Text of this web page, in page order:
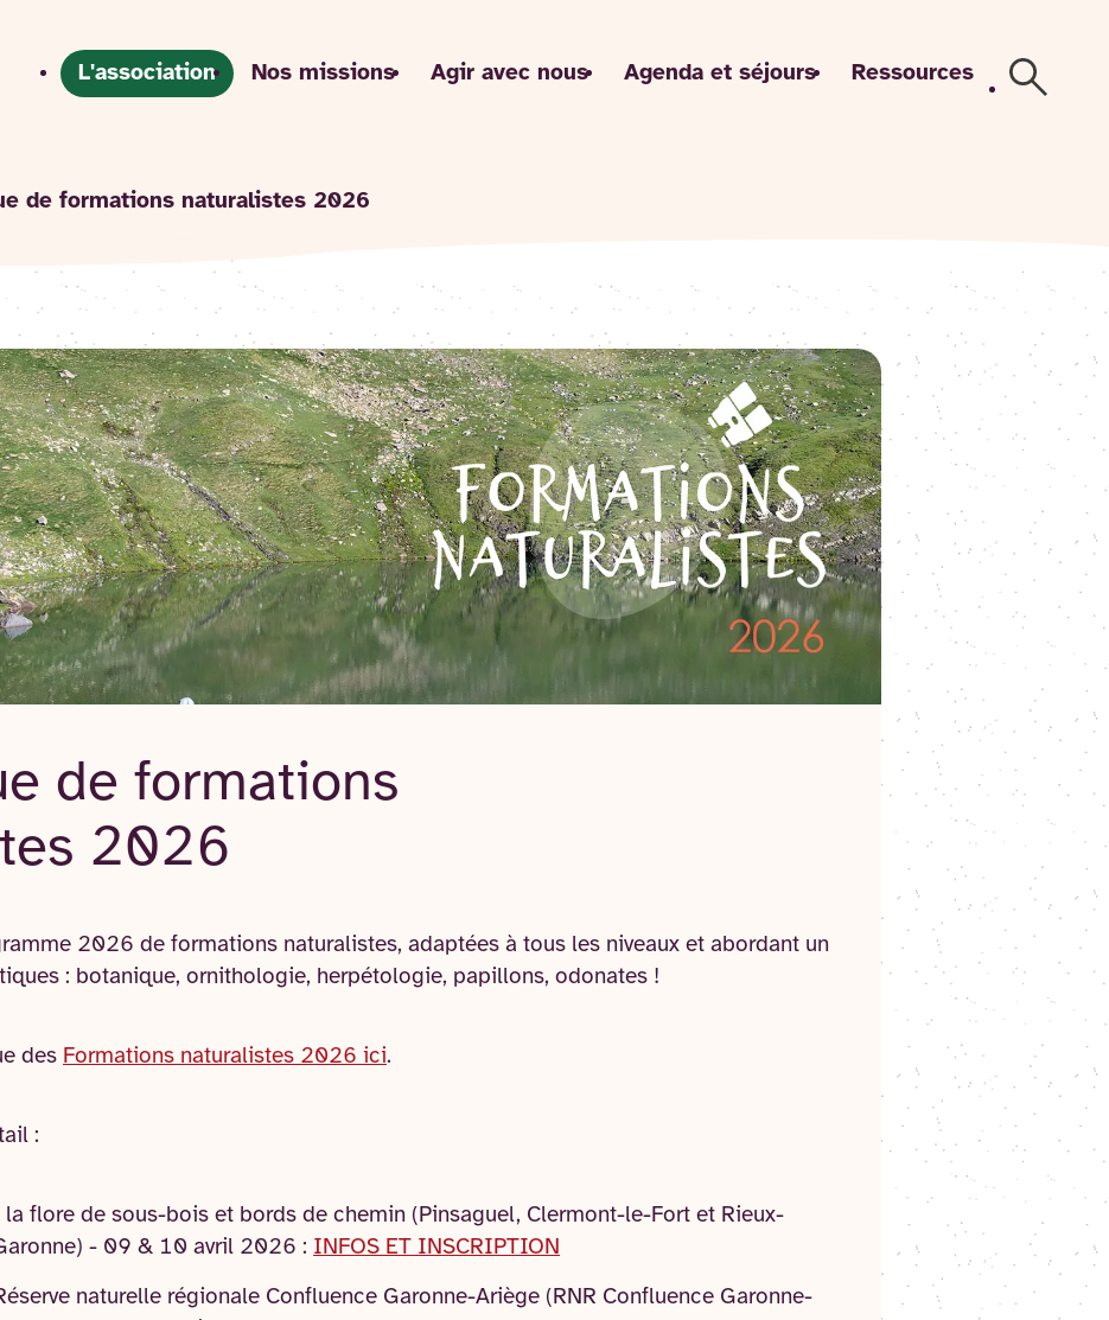
L'association
Nos missions Agir avec nous Agenda et séjours Ressources
de formations naturalistes 2026
de formations
2026
2026 de formations naturalistes, adaptées à tous les niveaux et abordant un
: botanique, ornithologie, herpétologie, papillons, odonates !
des Formations naturalistes 2026 ici.
:
flore de sous-bois et bords de chemin (Pinsaguel, Clermont-le-Fort et Rieux-
- 09 & 10 avril 2026 : INFOS ET INSCRIPTION
naturelle régionale Confluence Garonne-Ariège (RNR Confluence Garonne-